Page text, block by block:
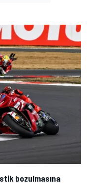
bozulmasına